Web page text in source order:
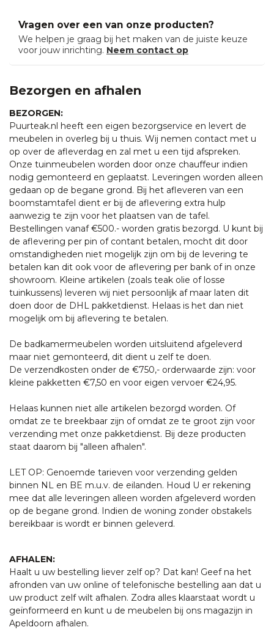
Vragen over een van onze producten?
We helpen je graag bij het maken van de juiste keuze
voor jouw inrichting. Neem contact op
Bezorgen en afhalen
BEZORGEN:
Puurteak.nl heeft een eigen bezorgservice en levert de
meubelen in overleg bij u thuis. Wij nemen contact met u
op over de afleverdag en zal met u een tijd afspreken.
Onze tuinmeubelen worden door onze chauffeur indien
nodig gemonteerd en geplaatst. Leveringen worden alleen
gedaan op de begane grond. Bij het afleveren van een
boomstamtafel dient er bij de aflevering extra hulp
aanwezig te zijn voor het plaatsen van de tafel.
Bestellingen vanaf €500.- worden gratis bezorgd. U kunt bij
de aflevering per pin of contant betalen, mocht dit door
omstandigheden niet mogelijk zijn om bij de levering te
betalen kan dit ook voor de aflevering per bank of in onze
showroom. Kleine artikelen (zoals teak olie of losse
tuinkussens) leveren wij niet persoonlijk af maar laten dit
doen door de DHL pakketdienst. Helaas is het dan niet
mogelijk om bij aflevering te betalen.
De badkamermeubelen worden uitsluitend afgeleverd
maar niet gemonteerd, dit dient u zelf te doen.
De verzendkosten onder de €750,- orderwaarde zijn: voor
kleine pakketten €7,50 en voor eigen vervoer €24,95.
Helaas kunnen niet alle artikelen bezorgd worden. Of
omdat ze te breekbaar zijn of omdat ze te groot zijn voor
verzending met onze pakketdienst. Bij deze producten
staat daarom bij "alleen afhalen".
LET OP: Genoemde tarieven voor verzending gelden
binnen NL en BE m.u.v. de eilanden. Houd U er rekening
mee dat alle leveringen alleen worden afgeleverd worden
op de begane grond. Indien de woning zonder obstakels
bereikbaar is wordt er binnen geleverd.
AFHALEN:
Haalt u uw bestelling liever zelf op? Dat kan! Geef na het
afronden van uw online of telefonische bestelling aan dat u
uw product zelf wilt afhalen. Zodra alles klaarstaat wordt u
geïnformeerd en kunt u de meubelen bij ons magazijn in
Apeldoorn afhalen.